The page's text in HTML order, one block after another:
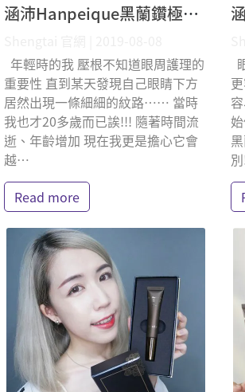
涵沛Hanpeique黑蘭鑽極致逆齡眼霜 莉莎 體驗分享
年輕時的我 壓根不知道眼周護理的
重要性 直到某天發現自己眼睛下方
居然出現一條細細的紋路…… 當時
我也才20多歲而已誒!!! 隨著時間流
逝、年齡增加 現在我更是擔心它會
越⋯
Read more